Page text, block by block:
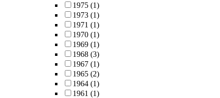
1975 (1)
1973 (1)
1971 (1)
1970 (1)
1969 (1)
1968 (3)
1967 (1)
1965 (2)
1964 (1)
1961 (1)